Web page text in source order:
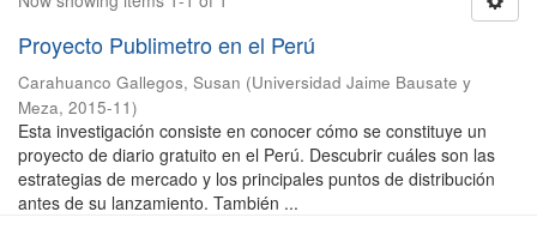
Proyecto Publimetro en el Perú
Carahuanco Gallegos, Susan (Universidad Jaime Bausate y
Meza, 2015-11)
Esta investigación consiste en conocer cómo se constituye un
proyecto de diario gratuito en el Perú. Descubrir cuáles son las
estrategias de mercado y los principales puntos de distribución
antes de su lanzamiento. También ...